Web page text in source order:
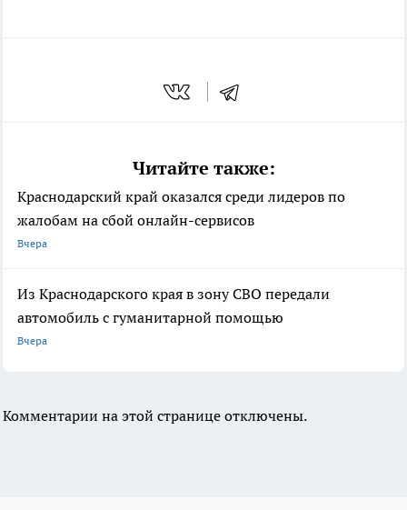
Читайте также:
Краснодарский край оказался среди лидеров по
жалобам на сбой онлайн-сервисов
Вчера
Из Краснодарского края в зону СВО передали
автомобиль с гуманитарной помощью
Вчера
Комментарии на этой странице отключены.